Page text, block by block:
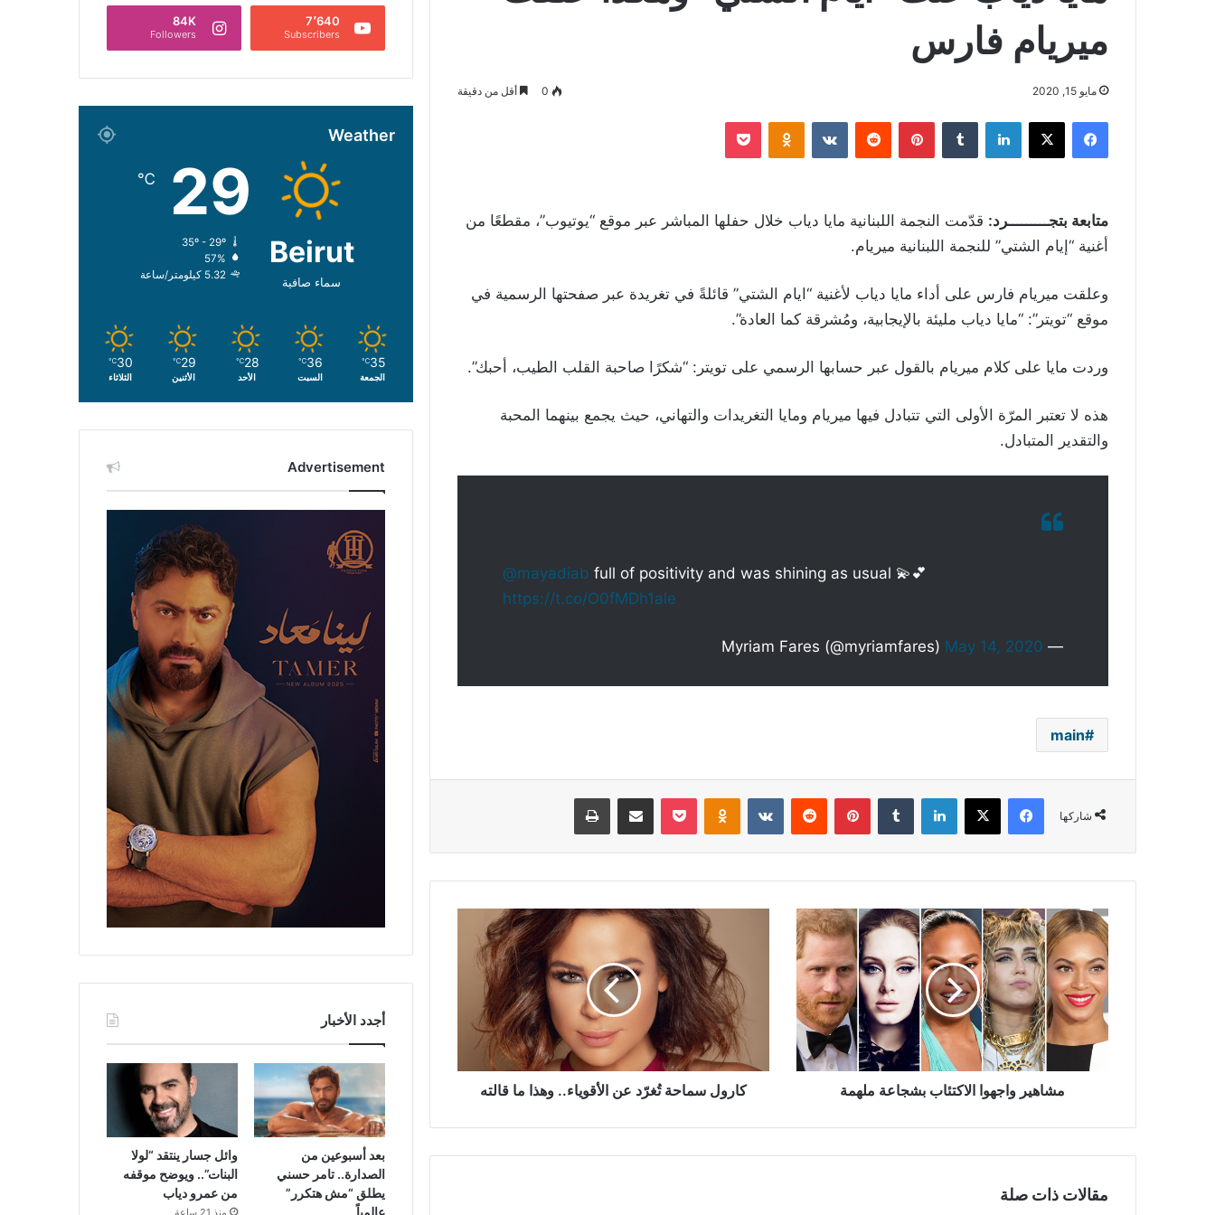
ميريام فارس
مايو 15, 2020 0 أقل من دقيقة
فيسبوك ‫X لينكدإن بينتيريست Odnoklassniki
‫Pocket
متابعة بتجـــــــــرد: قدّمت النجمة اللبنانية مايا دياب خلال حفلها المباشر عبر موقع “يوتيوب”، مقطعًا من
أغنية “إيام الشتي” للنجمة اللبنانية ميريام.
وعلقت ميريام فارس على أداء مايا دياب لأغنية “ايام الشتي” قائلةً في تغريدة عبر صفحتها الرسمية في
موقع “تويتر”: “مايا دياب مليئة بالإيجابية، ومُشرقة كما العادة”.
وردت مايا على كلام ميريام بالقول عبر حسابها الرسمي على تويتر: “شكرًا صاحبة القلب الطيب، أحبك”.
هذه لا تعتبر المرّة الأولى التي تتبادل فيها ميريام ومايا التغريدات والتهاني، حيث يجمع بينهما المحبة
والتقدير المتبادل.
@mayadiab full of positivity and was shining as usual 💫💕
https://t.co/O0fMDh1ale
— Myriam Fares (@myriamfares)
May 14, 2020
main
شاركها
فيسبوك ‫X لينكدإن بينتيريست Odnoklassniki
‫Pocket مشاركة عبر البريد طباعة
مشاهير
واجهوا
الاكتئاب
بشجاعة
ملهمة
مشاهير واجهوا الاكتئاب بشجاعة ملهمة
الأقوياء..
قالته
كارول سماحة تُغرّد عن الأقوياء.. وهذا ما قالته
مقالات ذات صلة
7٬640
Subscribers
84K
Followers
Weather
Beirut
سماء صافية
29
℃
35º - 29º
57%
5.32 كيلومتر/ساعة
35
℃
الجمعة
36
℃
السبت
28
℃
الأحد
29
℃
الأثنين
30
℃
الثلاثاء
Advertisement
أجدد الأخبار
بعد أسبوعين من
الصدارة.. تامر حسني
يطلق “مش هتكرر”
عالمياً
وائل جسار ينتقد “لولا
البنات”.. ويوضح موقفه
من عمرو دياب
منذ 21 ساعة